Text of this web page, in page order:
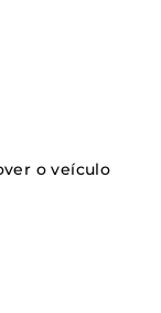
o veículo